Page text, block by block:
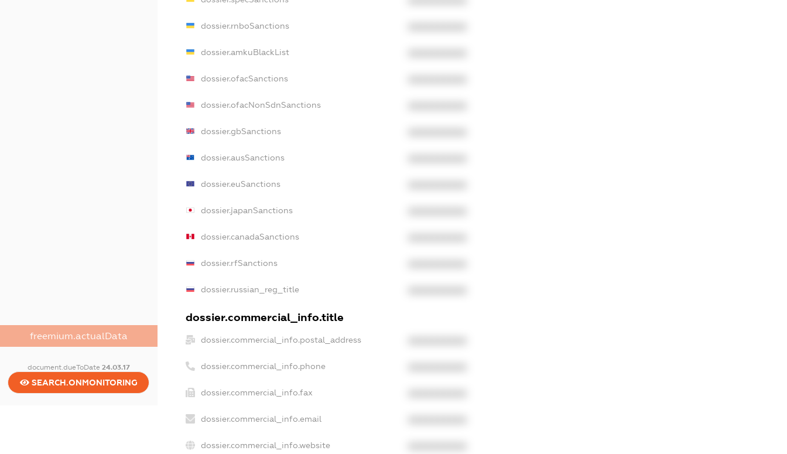
freemium.actualData
document.dueToDate 24.03.17
SEARCH.ONMONITORING
dossier.rnboSanctions
dossier.amkuBlackList
dossier.ofacSanctions
dossier.ofacNonSdnSanctions
dossier.gbSanctions
dossier.ausSanctions
dossier.euSanctions
dossier.japanSanctions
dossier.canadaSanctions
dossier.rfSanctions
dossier.russian_reg_title
dossier.commercial_info.title
dossier.commercial_info.postal_address
dossier.commercial_info.phone
dossier.commercial_info.fax
dossier.commercial_info.email
dossier.commercial_info.website